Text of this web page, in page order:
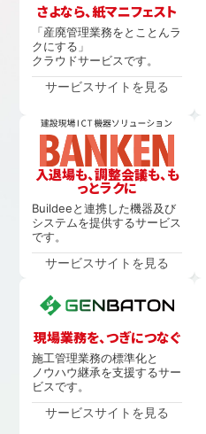
さよなら、紙マニフェスト
「産廃管理業務をとことんラ
クにする」
クラウドサービスです。
サービスサイトを見る
入退場も、調整会議も、も
っとラクに
Buildeeと連携した機器及び
システムを提供するサービス
です。
サービスサイトを見る
現場業務を、つぎにつなぐ
施工管理業務の標準化と
ノウハウ継承を支援するサー
ビスです。
サービスサイトを見る